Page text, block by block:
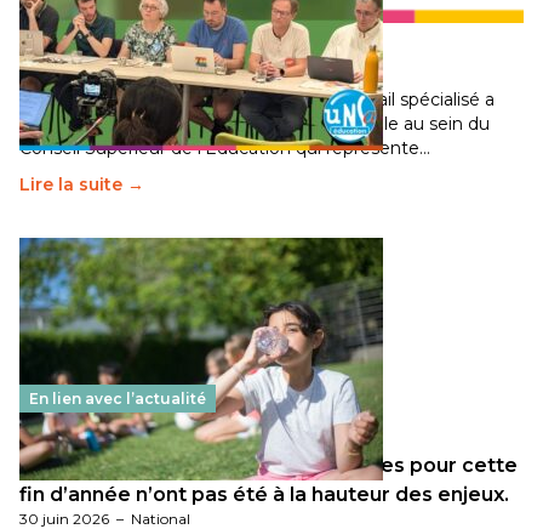
Transition écologique de l’éducation : l’UNSA
Éducation fait bouger les lignes
30 juin 2026–National
Pendant plusieurs mois, un groupe de travail spécialisé a
travaillé sur la transition écologique de l’Ecole au sein du
Conseil Supérieur de l’Éducation qui représente…
Lire la suite →
En lien avec l’actualité
Les décisions ministérielles attendues pour cette
fin d’année n’ont pas été à la hauteur des enjeux.
30 juin 2026 – National